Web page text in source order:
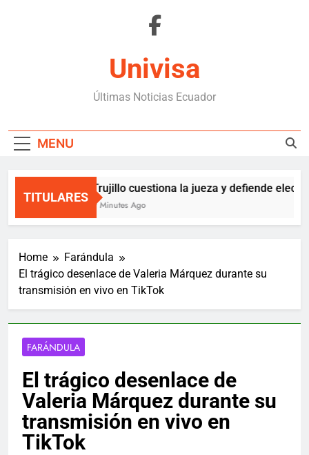
Univisa
Últimas Noticias Ecuador
MENU
TITULARES
Trujillo cuestiona la jueza y defiende
9 Minutes Ago
Home
Farándula
El trágico desenlace de Valeria Márquez durante su
transmisión en vivo en TikTok
FARÁNDULA
El trágico desenlace de
Valeria Márquez durante su
transmisión en vivo en
TikTok